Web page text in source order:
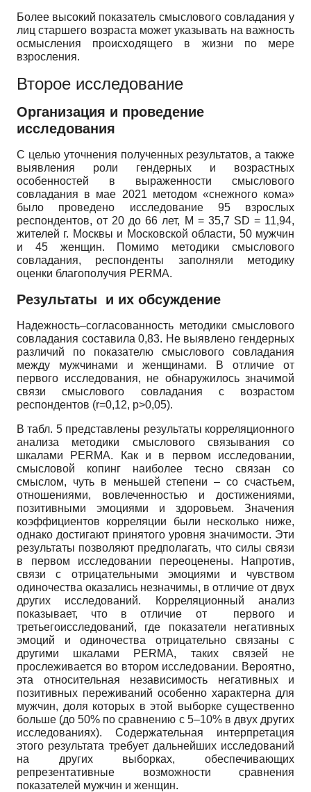
Более высокий показатель смыслового совладания у
лиц старшего возраста может указывать на важность
осмысления происходящего в жизни по мере
взросления.
Второе исследование
Организация и проведение
исследования
С целью уточнения полученных результатов, а также
выявления роли гендерных и возрастных
особенностей в выраженности смыслового
совладания в мае 2021 методом «снежного кома»
было проведено исследование 95 взрослых
респондентов, от 20 до 66 лет, M = 35,7 SD = 11,94,
жителей г. Москвы и Московской области, 50 мужчин
и 45 женщин. Помимо методики смыслового
совладания, респонденты заполняли методику
оценки благополучия PERMA.
Результаты и их обсуждение
Надежность–согласованность методики смыслового
совладания составила 0,83. Не выявлено гендерных
различий по показателю смыслового совладания
между мужчинами и женщинами. В отличие от
первого исследования, не обнаружилось значимой
связи смыслового совладания с возрастом
респондентов (r=0,12, p>0,05).
В табл. 5 представлены результаты корреляционного
анализа методики смыслового связывания со
шкалами PERMA. Как и в первом исследовании,
смысловой копинг наиболее тесно связан со
смыслом, чуть в меньшей степени – со счастьем,
отношениями, вовлеченностью и достижениями,
позитивными эмоциями и здоровьем. Значения
коэффициентов корреляции были несколько ниже,
однако достигают принятого уровня значимости. Эти
результаты позволяют предполагать, что силы связи
в первом исследовании переоценены. Напротив,
связи с отрицательными эмоциями и чувством
одиночества оказались незначимы, в отличие от двух
других исследований. Корреляционный анализ
показывает, что в отличие от первого и
третьегоисследований, где показатели негативных
эмоций и одиночества отрицательно связаны с
другими шкалами PERMA, таких связей не
прослеживается во втором исследовании. Вероятно,
эта относительная независимость негативных и
позитивных переживаний особенно характерна для
мужчин, доля которых в этой выборке существенно
больше (до 50% по сравнению с 5–10% в двух других
исследованиях). Содержательная интерпретация
этого результата требует дальнейших исследований
на других выборках, обеспечивающих
репрезентативные возможности сравнения
показателей мужчин и женщин.